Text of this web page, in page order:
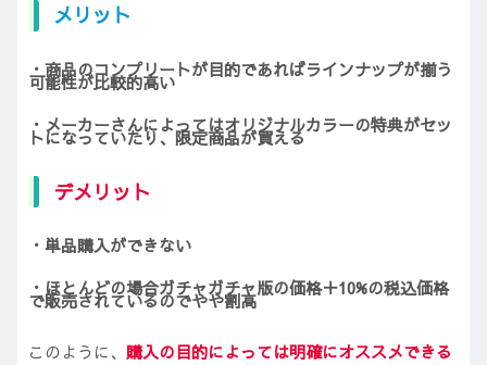
メリット
・商品のコンプリートが目的であればラインナップが揃う
可能性が比較的高い
・メーカーさんによってはオリジナルカラーの特典がセッ
トになっていたり、限定商品が買える
デメリット
・単品購入ができない
・ほとんどの場合ガチャガチャ版の価格＋10%の税込価格
で販売されているのでやや割高
このように、 購入の目的によっては明確にオススメできる